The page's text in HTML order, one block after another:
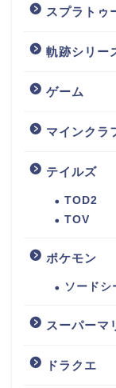
スプラトゥ
軌跡シリー
ゲーム
マインクラ
テイルズ
TOD2
TOV
ポケモン
ソードシ
スーパーマ
ドラクエ